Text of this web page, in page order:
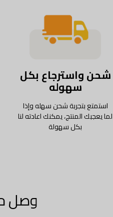
شحن واسترجاع بكل
سهوله
استمتع بتجربة شحن سهله وإذا
لما يعجبك المنتج، يمكنك اعادته لنا
بكل سهولة
وصل